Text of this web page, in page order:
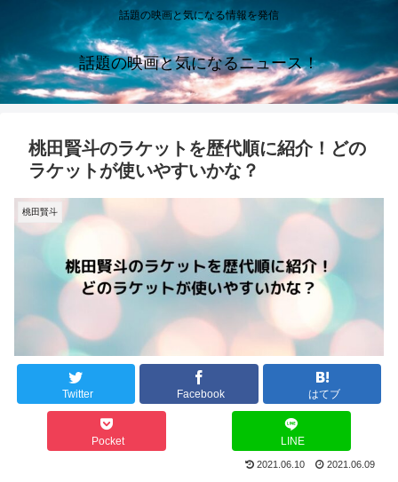
話題の映画と気になる情報を発信
話題の映画と気になるニュース！
桃田賢斗のラケットを歴代順に紹介！どの
ラケットが使いやすいかな？
桃田賢斗
Twitter Facebook はてブ
Pocket LINE
2021.06.10 2021.06.09